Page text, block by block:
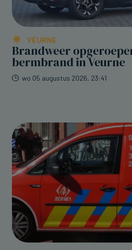
VEURNE
Brandweer
bermbrand in Veurne
wo 05 augustus 2026, 23:41